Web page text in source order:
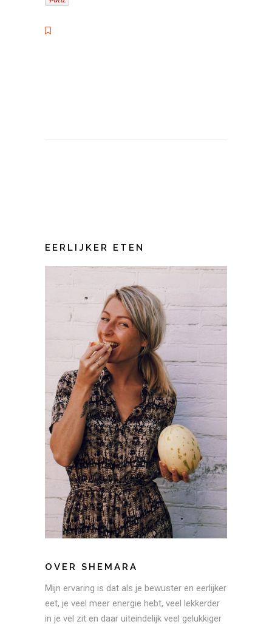
EERLIJKER ETEN
OVER SHEMARA
Mijn ervaring is dat als je bewuster en eerlijker
eet, je veel meer energie hebt, veel lekkerder
in je vel zit en daar uiteindelijk veel gelukkiger